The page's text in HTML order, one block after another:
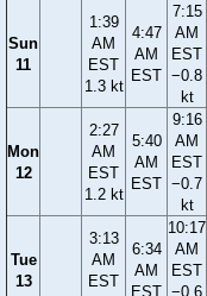
Sun
11
1:39
AM
EST
1.3 kt
4:47
AM
EST
7:15
AM
EST
−0.8
kt
Mon
12
2:27
AM
EST
1.2 kt
5:40
AM
EST
9:16
AM
EST
−0.7
kt
Tue
13
3:13
AM
EST
6:34
AM
EST
10:17
AM
EST
−0.6